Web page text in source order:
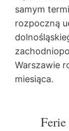
samym
rozpoczną
Warszawie
miesiąca.